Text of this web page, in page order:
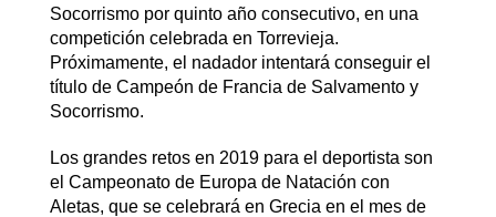
Socorrismo por quinto año consecutivo, en una
competición celebrada en Torrevieja.
Próximamente, el nadador intentará conseguir el
título de Campeón de Francia de Salvamento y
Socorrismo.
Los grandes retos en 2019 para el deportista son
el Campeonato de Europa de Natación con
Aletas, que se celebrará en Grecia en el mes de